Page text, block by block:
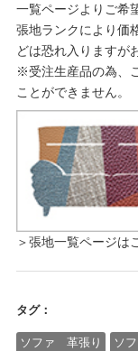
一覧ページよりご希
張地ランクにより価
どは恐れ入りますが
※受注生産品の為、
ことができません。
＞張地一覧ページは
タグ：
ソファ 革張り ソ